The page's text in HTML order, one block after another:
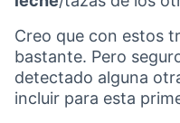
Creo que con estos
bastante. Pero
detectado alguna
incluir para esta